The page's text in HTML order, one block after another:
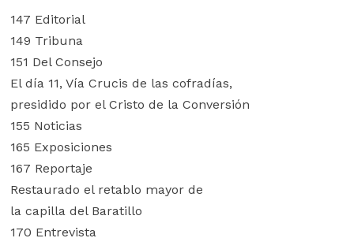
147 Editorial
149 Tribuna
151 Del Consejo
El día 11, Vía Crucis de las cofradías,
presidido por el Cristo de la Conversión
155 Noticias
165 Exposiciones
167 Reportaje
Restaurado el retablo mayor de
la capilla del Baratillo
170 Entrevista